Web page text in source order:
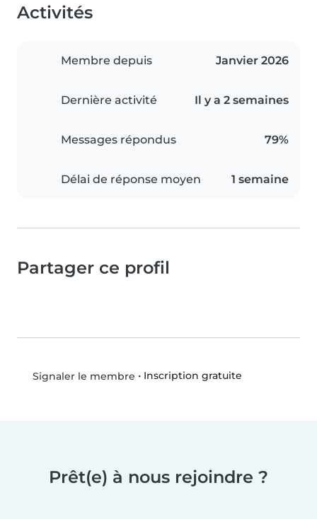
Activités
Membre depuis Janvier 2026
Dernière activité Il y a 2 semaines
Messages répondus 79%
Délai de réponse moyen 1 semaine
Partager ce profil
Signaler le membre • Inscription gratuite
Prêt(e) à nous rejoindre ?